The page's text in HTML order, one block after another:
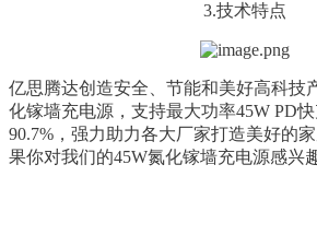
3.技术特点
亿思腾达创造安全、节能和美好高科技
化镓墙充电源，支持最大功率45W PD
90.7%，强力助力各大厂家打造美好的
果你对我们的45W氮化镓墙充电源感兴